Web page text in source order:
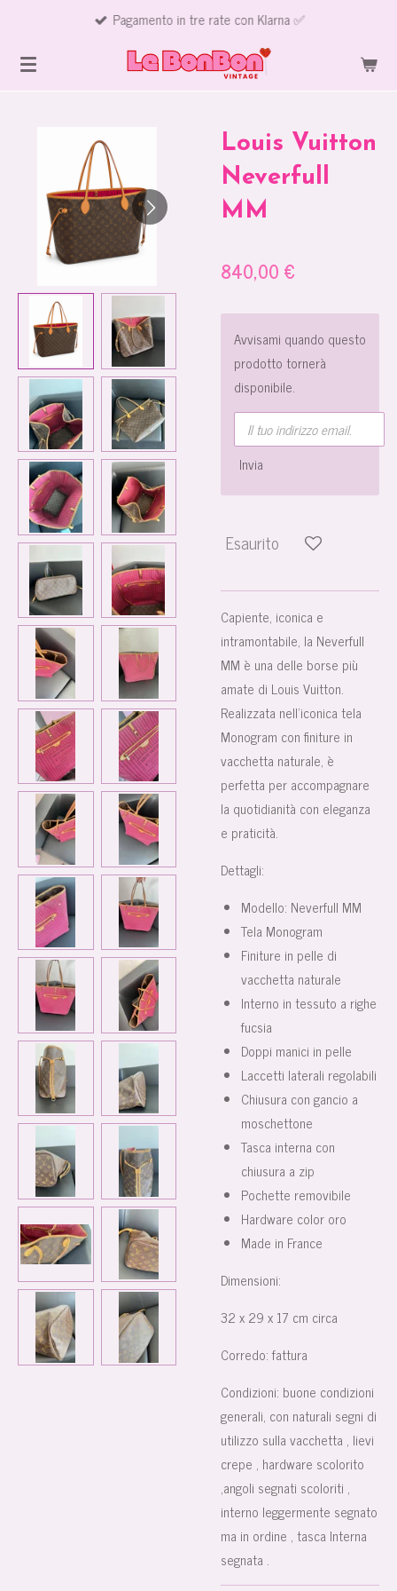
contenuto
principale
Pagamento in tre rate con Klarna ✅
Louis Vuitton
Neverfull
MM
840,00 €
Avvisami quando questo
prodotto tornerà
disponibile.
Invia
Esaurito
Capiente, iconica e
intramontabile, la Neverfull
MM è una delle borse più
amate di Louis Vuitton.
Realizzata nell’iconica tela
Monogram con finiture in
vacchetta naturale, è
perfetta per accompagnare
la quotidianità con eleganza
e praticità.
Dettagli:
Modello: Neverfull MM
Tela Monogram
Finiture in pelle di
vacchetta naturale
Interno in tessuto a righe
fucsia
Doppi manici in pelle
Laccetti laterali regolabili
Chiusura con gancio a
moschettone
Tasca interna con
chiusura a zip
Pochette removibile
Hardware color oro
Made in France
Dimensioni:
32 x 29 x 17 cm circa
Corredo:fattura
Condizioni: buone condizioni
generali, con naturali segni di
utilizzo sulla vacchetta , lievi
crepe , hardware scolorito
,angoli segnati scoloriti ,
interno leggermente segnato
ma in ordine , tasca Interna
segnata .